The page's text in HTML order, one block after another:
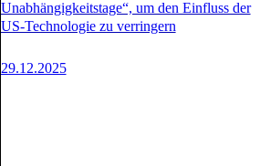
Unabhängigkeitstage“, um den Einfluss der
US-Technologie zu verringern
29.12.2025